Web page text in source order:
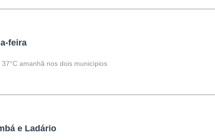
feira
amanhã nos dois municípios
e Ladário